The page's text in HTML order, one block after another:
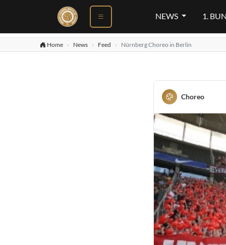
NEWS 1.
Home News Feed Nürnberg Choreo in Berlin
Choreo